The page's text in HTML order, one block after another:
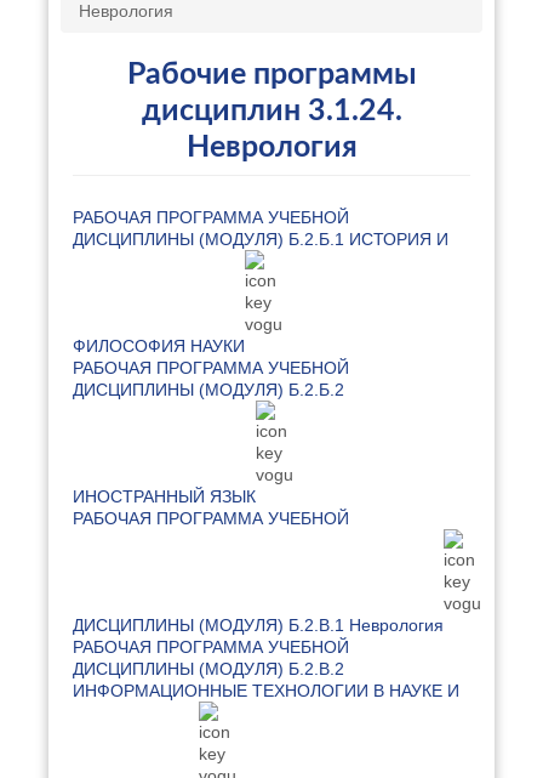
Неврология
Рабочие программы
дисциплин 3.1.24.
Неврология
РАБОЧАЯ ПРОГРАММА УЧЕБНОЙ
ДИСЦИПЛИНЫ (МОДУЛЯ) Б.2.Б.1 ИСТОРИЯ И
ФИЛОСОФИЯ НАУКИ
РАБОЧАЯ ПРОГРАММА УЧЕБНОЙ
ДИСЦИПЛИНЫ (МОДУЛЯ) Б.2.Б.2
ИНОСТРАННЫЙ ЯЗЫК
РАБОЧАЯ ПРОГРАММА УЧЕБНОЙ
ДИСЦИПЛИНЫ (МОДУЛЯ) Б.2.В.1 Неврология
РАБОЧАЯ ПРОГРАММА УЧЕБНОЙ
ДИСЦИПЛИНЫ (МОДУЛЯ) Б.2.В.2
ИНФОРМАЦИОННЫЕ ТЕХНОЛОГИИ В НАУКЕ И